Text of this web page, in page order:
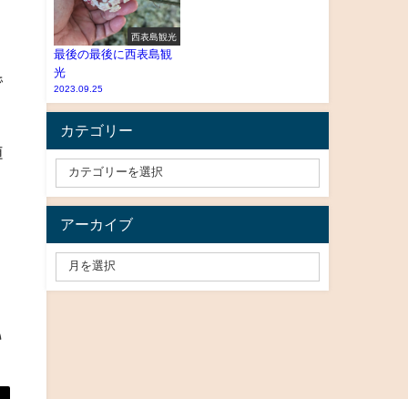
西表島観光
最後の最後に西表島観
光
2023.09.25
カテゴリー
アーカイブ